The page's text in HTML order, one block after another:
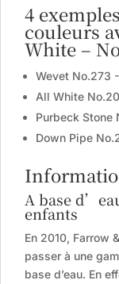
4
couleurs
White –
Wevet No.273
All White
Purbeck Stone
Down Pipe
A base
enfants
En 2010, Farrow
passer à une
base d’eau. En